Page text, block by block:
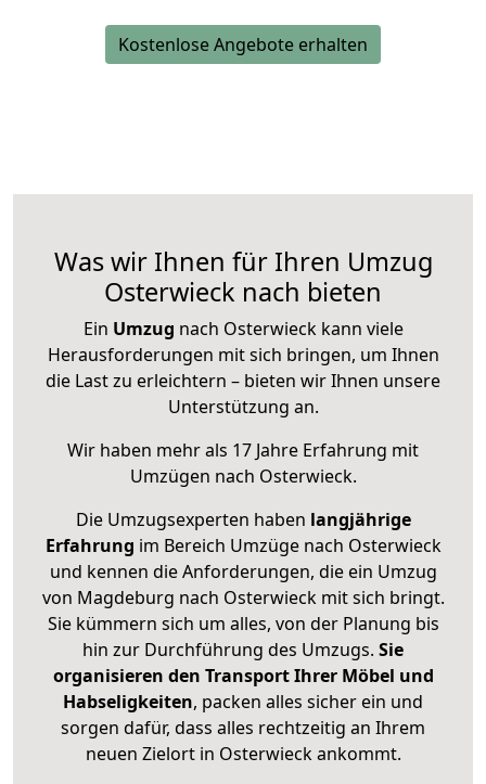
Kostenlose Angebote erhalten
Was wir Ihnen für Ihren Umzug
Osterwieck nach bieten
Ein Umzug nach Osterwieck kann viele
Herausforderungen mit sich bringen, um Ihnen
die Last zu erleichtern – bieten wir Ihnen unsere
Unterstützung an.
Wir haben mehr als 17 Jahre Erfahrung mit
Umzügen nach Osterwieck.
Die Umzugsexperten haben langjährige
Erfahrung im Bereich Umzüge nach Osterwieck
und kennen die Anforderungen, die ein Umzug
von Magdeburg nach Osterwieck mit sich bringt.
Sie kümmern sich um alles, von der Planung bis
hin zur Durchführung des Umzugs. Sie
organisieren den Transport Ihrer Möbel und
Habseligkeiten, packen alles sicher ein und
sorgen dafür, dass alles rechtzeitig an Ihrem
neuen Zielort in Osterwieck ankommt.